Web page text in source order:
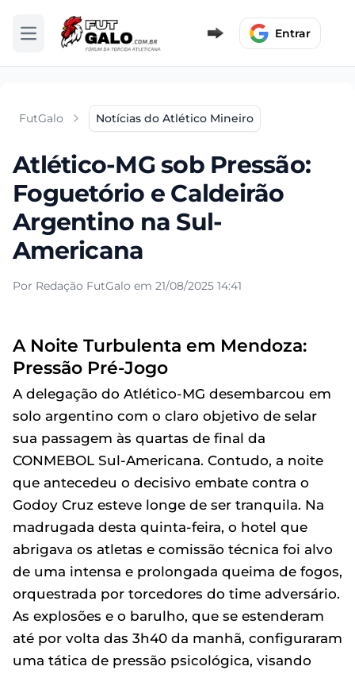
Abrir menu Entrar
FutGalo Notícias do Atlético Mineiro
Atlético-MG sob Pressão:
Foguetório e Caldeirão
Argentino na Sul-
Americana
Por Redação FutGalo em 21/08/2025 14:41
A Noite Turbulenta em Mendoza:
Pressão Pré-Jogo
A delegação do Atlético-MG desembarcou em
solo argentino com o claro objetivo de selar
sua passagem às quartas de final da
CONMEBOL Sul-Americana. Contudo, a noite
que antecedeu o decisivo embate contra o
Godoy Cruz esteve longe de ser tranquila. Na
madrugada desta quinta-feira, o hotel que
abrigava os atletas e comissão técnica foi alvo
de uma intensa e prolongada queima de fogos,
orquestrada por torcedores do time adversário.
As explosões e o barulho, que se estenderam
até por volta das 3h40 da manhã, configuraram
uma tática de pressão psicológica, visando